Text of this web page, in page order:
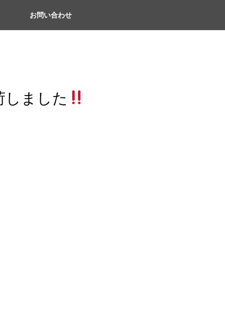
お問い合わせ
しました